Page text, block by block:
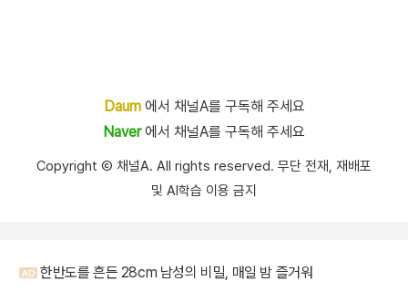
Daum에서 채널A를 구독해 주세요
Naver에서 채널A를 구독해 주세요
Copyright Ⓒ 채널A. All rights reserved. 무단 전재, 재배포
및 AI학습 이용 금지